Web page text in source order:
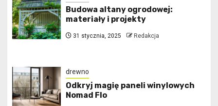
Budowa altany ogrodowej:
materiały i projekty
31 stycznia, 2025 Redakcja
drewno
Odkryj magię paneli winylowych
Nomad Flo